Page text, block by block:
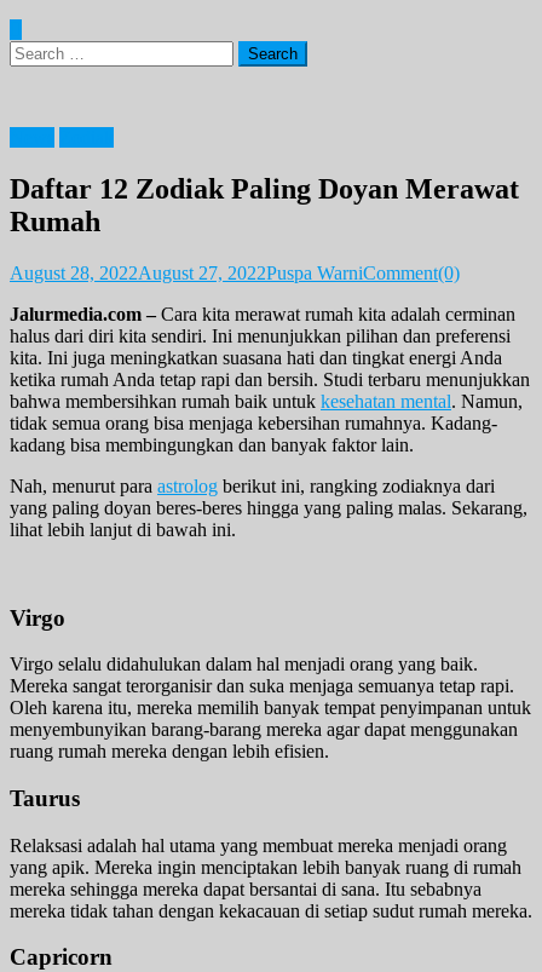
Search
for:
Daftar 12 Zodiak Paling Doyan Merawat
Rumah
August 28, 2022August 27, 2022Puspa WarniComment(0)
Jalurmedia.com – Cara kita merawat rumah kita adalah cerminan
halus dari diri kita sendiri. Ini menunjukkan pilihan dan preferensi
kita. Ini juga meningkatkan suasana hati dan tingkat energi Anda
ketika rumah Anda tetap rapi dan bersih. Studi terbaru menunjukkan
bahwa membersihkan rumah baik untuk kesehatan mental. Namun,
tidak semua orang bisa menjaga kebersihan rumahnya. Kadang-
kadang bisa membingungkan dan banyak faktor lain.
Nah, menurut para astrolog berikut ini, rangking zodiaknya dari
yang paling doyan beres-beres hingga yang paling malas. Sekarang,
lihat lebih lanjut di bawah ini.
Virgo
Virgo selalu didahulukan dalam hal menjadi orang yang baik.
Mereka sangat terorganisir dan suka menjaga semuanya tetap rapi.
Oleh karena itu, mereka memilih banyak tempat penyimpanan untuk
menyembunyikan barang-barang mereka agar dapat menggunakan
ruang rumah mereka dengan lebih efisien.
Taurus
Relaksasi adalah hal utama yang membuat mereka menjadi orang
yang apik. Mereka ingin menciptakan lebih banyak ruang di rumah
mereka sehingga mereka dapat bersantai di sana. Itu sebabnya
mereka tidak tahan dengan kekacauan di setiap sudut rumah mereka.
Capricorn